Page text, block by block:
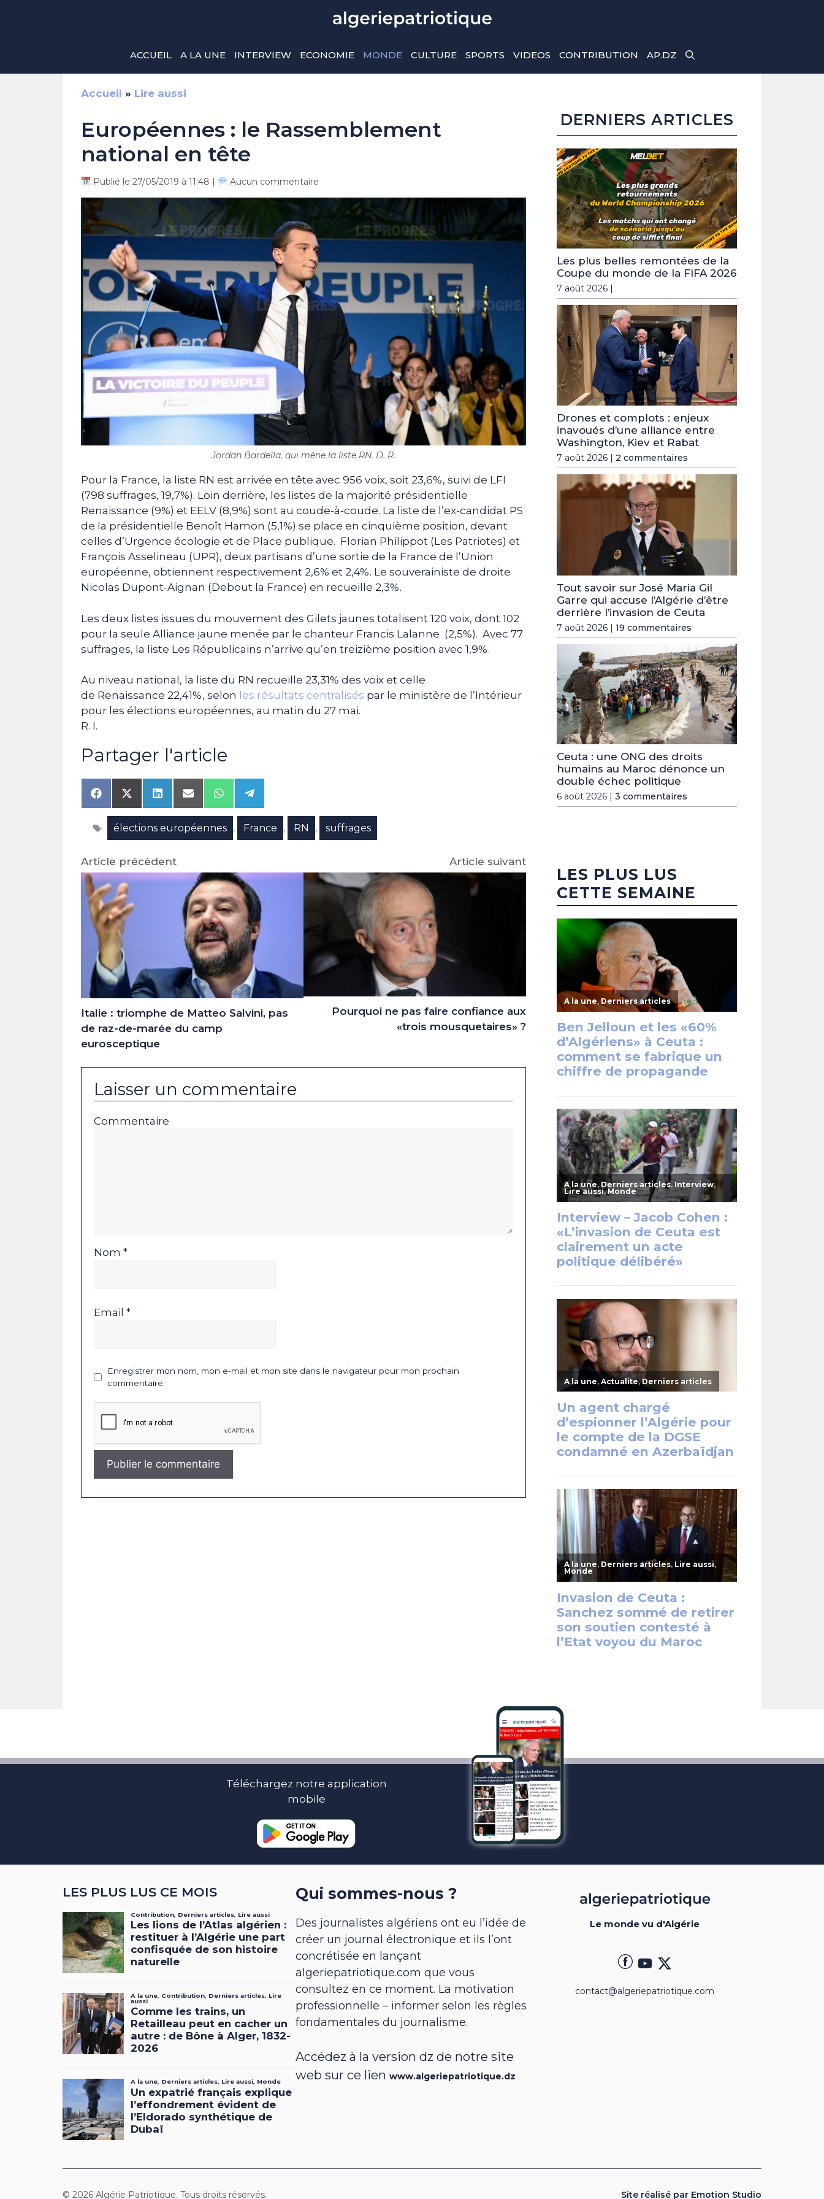
ACCUEIL A LA UNE INTERVIEW ECONOMIE MONDE CULTURE SPORTS VIDEOS CONTRIBUTION AP.DZ
Accueil » Lire aussi
Européennes : le Rassemblement
national en tête
Publié le 27/05/2019 à 11:48 | Aucun commentaire
Jordan Bardella, qui mène la liste RN. D. R.
Pour la France, la liste RN est arrivée en tête avec 956 voix, soit 23,6%, suivi de LFI
(798 suffrages, 19,7%). Loin derrière, les listes de la majorité présidentielle
Renaissance (9%) et EELV (8,9%) sont au coude-à-coude. La liste de l’ex-candidat PS
de la présidentielle Benoît Hamon (5,1%) se place en cinquième position, devant
celles d’Urgence écologie et de Place publique. Florian Philippot (Les Patriotes) et
François Asselineau (UPR), deux partisans d’une sortie de la France de l’Union
européenne, obtiennent respectivement 2,6% et 2,4%. Le souverainiste de droite
Nicolas Dupont-Aignan (Debout la France) en recueille 2,3%.
Les deux listes issues du mouvement des Gilets jaunes totalisent 120 voix, dont 102
pour la seule Alliance jaune menée par le chanteur Francis Lalanne (2,5%). Avec 77
suffrages, la liste Les Républicains n’arrive qu’en treizième position avec 1,9%.
Au niveau national, la liste du RN recueille 23,31% des voix et celle
de Renaissance 22,41%, selon les résultats centralisés par le ministère de l’Intérieur
pour les élections européennes, au matin du 27 mai.
R. I.
Partager l'article
Share
on
Facebook
Share
on
X
(Twitter)
Share
on
LinkedIn
Share
on
Email
Share
on
WhatsApp
Share
on
Telegram
Étiquettes
élections européennes , France , RN , suffrages
Article précédent
Italie : triomphe de Matteo Salvini, pas
de raz-de-marée du camp
eurosceptique
Article suivant
Pourquoi ne pas faire confiance aux
«trois mousquetaires» ?
Laisser un commentaire
Commentaire
Nom *
Email *
Enregistrer mon nom, mon e-mail et mon site dans le navigateur pour mon prochain
commentaire.
DERNIERS ARTICLES
Les plus belles remontées de la
Coupe du monde de la FIFA 2026
7 août 2026 |
Drones et complots : enjeux
inavoués d’une alliance entre
Washington, Kiev et Rabat
7 août 2026 | 2 commentaires
Tout savoir sur José Maria Gil
Garre qui accuse l’Algérie d’être
derrière l’invasion de Ceuta
7 août 2026 | 19 commentaires
Ceuta : une ONG des droits
humains au Maroc dénonce un
double échec politique
6 août 2026 | 3 commentaires
LES PLUS LUS
CETTE SEMAINE
Téléchargez notre application
mobile
LES PLUS LUS CE MOIS Qui sommes-nous ?
Des journalistes algériens ont eu l’idée de
créer un journal électronique et ils l’ont
concrétisée en lançant
algeriepatriotique.com que vous
consultez en ce moment. La motivation
professionnelle – informer selon les règles
fondamentales du journalisme.
Accédez à la version dz de notre site
web sur ce lienwww.algeriepatriotique.dz
Le monde vu d'Algérie
contact@algeriepatriotique.com
© 2026 Algérie Patriotique. Tous droits réservés. Site réalisé par Emotion Studio